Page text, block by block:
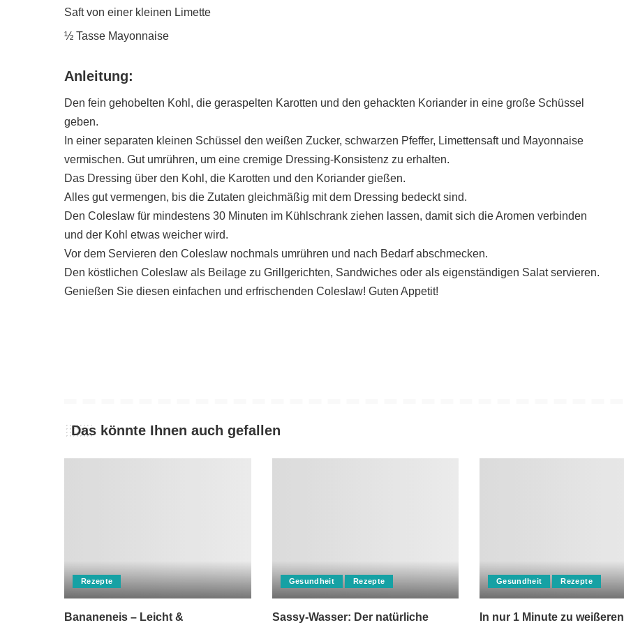
Saft von einer kleinen Limette
½ Tasse Mayonnaise
Anleitung:
Den fein gehobelten Kohl, die geraspelten Karotten und den gehackten Koriander in eine große Schüssel
geben.
In einer separaten kleinen Schüssel den weißen Zucker, schwarzen Pfeffer, Limettensaft und Mayonnaise
vermischen. Gut umrühren, um eine cremige Dressing-Konsistenz zu erhalten.
Das Dressing über den Kohl, die Karotten und den Koriander gießen.
Alles gut vermengen, bis die Zutaten gleichmäßig mit dem Dressing bedeckt sind.
Den Coleslaw für mindestens 30 Minuten im Kühlschrank ziehen lassen, damit sich die Aromen verbinden
und der Kohl etwas weicher wird.
Vor dem Servieren den Coleslaw nochmals umrühren und nach Bedarf abschmecken.
Den köstlichen Coleslaw als Beilage zu Grillgerichten, Sandwiches oder als eigenständigen Salat servieren.
Genießen Sie diesen einfachen und erfrischenden Coleslaw! Guten Appetit!
Das könnte Ihnen auch gefallen
Rezepte
Bananeneis – Leicht &
Gesundheit Rezepte
Sassy-Wasser: Der natürliche
Gesundheit Rezepte
In nur 1 Minute zu weißeren